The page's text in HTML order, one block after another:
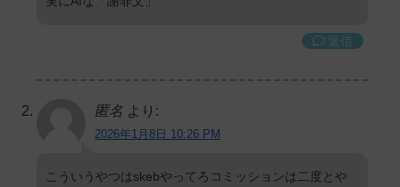
返信
匿名 より:
2026年1月8日 10:26 PM
こういうやつはskebやってろコミッションは二度とや